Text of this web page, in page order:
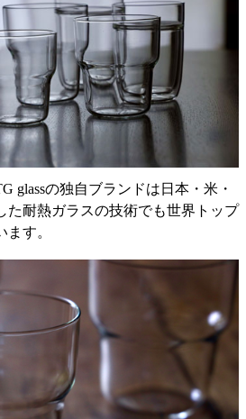
glassの独自ブランドは日本・米・
た耐熱ガラスの技術でも世界トップ
す。